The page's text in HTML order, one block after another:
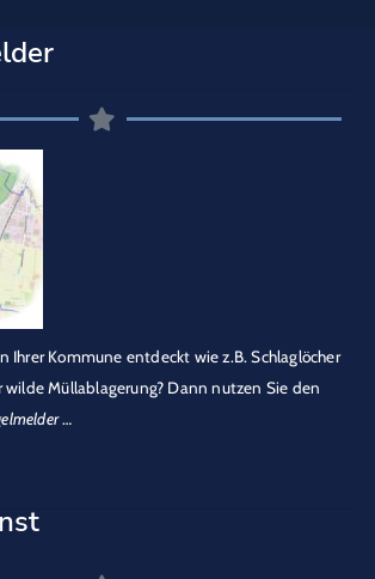
Ihrer Kommune entdeckt wie z.B. Schlaglöcher
Müllablagerung? Dann nutzen Sie den
…